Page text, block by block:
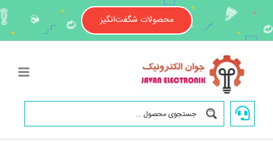
content
محصولات شگفت‌انگیز